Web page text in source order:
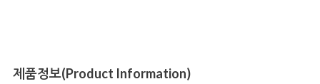
제품정보(Product Information)